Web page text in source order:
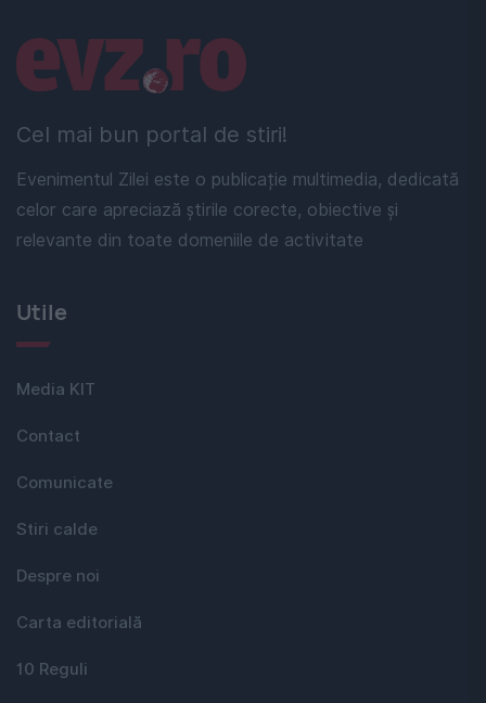
Cel mai bun portal de stiri!
Evenimentul Zilei este o publicație multimedia, dedicată
celor care apreciază știrile corecte, obiective și
relevante din toate domeniile de activitate
Linkuri utile
Utile
Media KIT
Contact
Comunicate
Stiri calde
Despre noi
Carta editorială
10 Reguli